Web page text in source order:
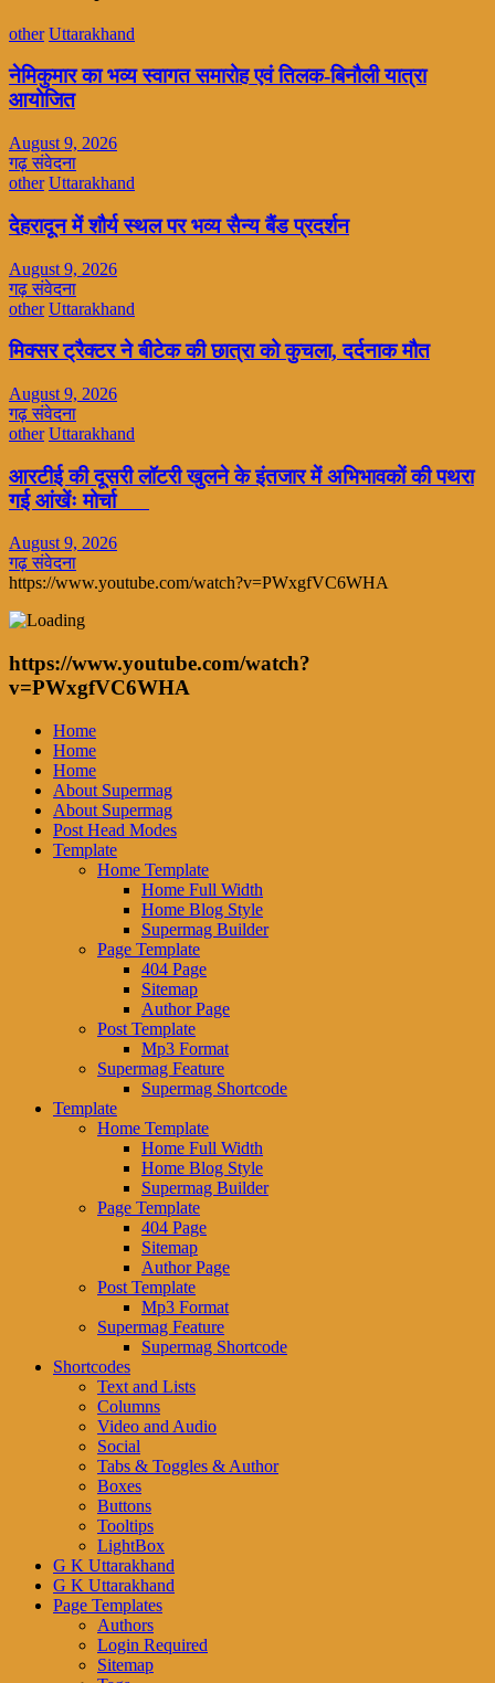
other Uttarakhand
नेमिकुमार का भव्य स्वागत समारोह एवं तिलक-बिनौली यात्रा
आयोजित
August 9, 2026
गढ़ संवेदना
other Uttarakhand
देहरादून में शौर्य स्थल पर भव्य सैन्य बैंड प्रदर्शन
August 9, 2026
गढ़ संवेदना
other Uttarakhand
मिक्सर ट्रैक्टर ने बीटेक की छात्रा को कुचला, दर्दनाक मौत
August 9, 2026
गढ़ संवेदना
other Uttarakhand
आरटीई की दूसरी लॉटरी खुलने के इंतजार में अभिभावकों की पथरा
गई आंखेंः मोर्चा
August 9, 2026
गढ़ संवेदना
https://www.youtube.com/watch?v=PWxgfVC6WHA
https://www.youtube.com/watch?
v=PWxgfVC6WHA
Home
Home
Home
About Supermag
About Supermag
Post Head Modes
Template
Home Template
Home Full Width
Home Blog Style
Supermag Builder
Page Template
404 Page
Sitemap
Author Page
Post Template
Mp3 Format
Supermag Feature
Supermag Shortcode
Template
Home Template
Home Full Width
Home Blog Style
Supermag Builder
Page Template
404 Page
Sitemap
Author Page
Post Template
Mp3 Format
Supermag Feature
Supermag Shortcode
Shortcodes
Text and Lists
Columns
Video and Audio
Social
Tabs & Toggles & Author
Boxes
Buttons
Tooltips
LightBox
G K Uttarakhand
G K Uttarakhand
Page Templates
Authors
Login Required
Sitemap